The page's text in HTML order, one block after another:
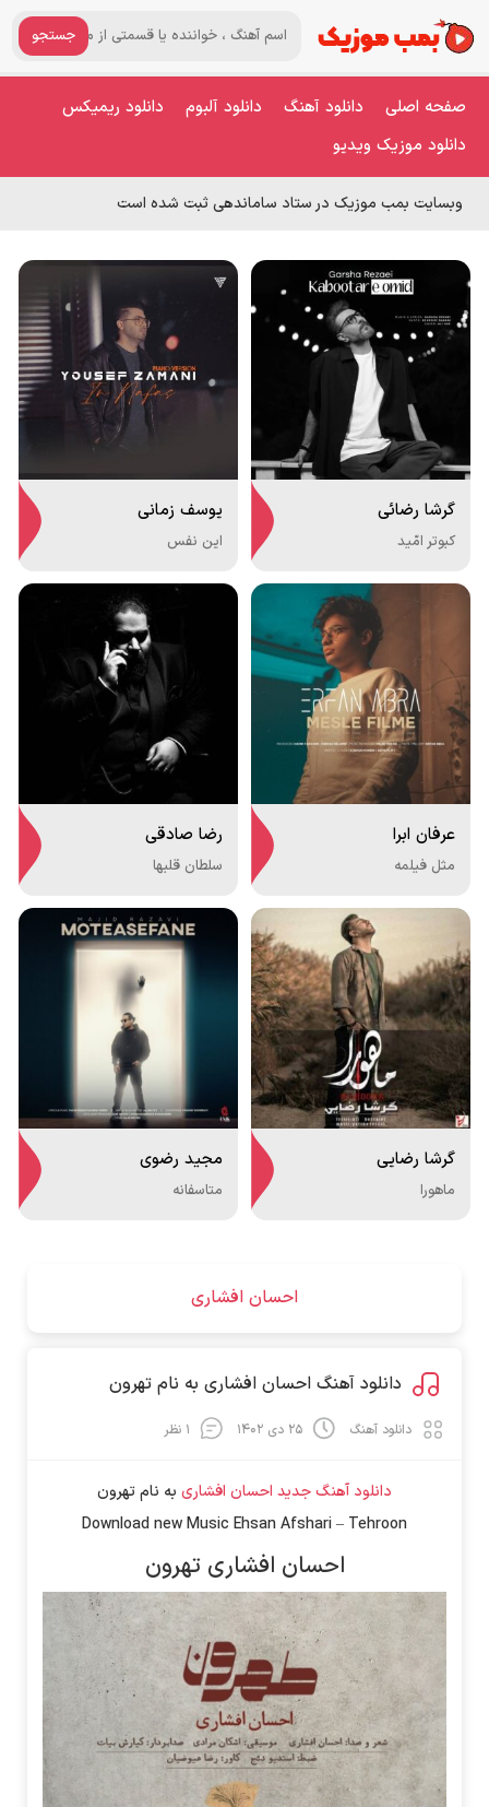
جستجو
صفحه اصلی دانلود آهنگ دانلود آلبوم
دانلود ریمیکس
دانلود موزیک ویدیو
وبسایت بمب موزیک در ستاد ساماندهی ثبت شده است
گرشا رضائی
کبوتر امّید
یوسف زمانی
این نفس
عرفان ابرا
مثل فیلمه
رضا صادقی
سلطان قلبها
گرشا رضایی
ماهورا
مجید رضوی
متاسفانه
احسان افشاری
دانلود آهنگ احسان افشاری به نام تهرون
دانلود آهنگ ۲۵ دی ۱۴۰۲ ۱ نظر
دانلود آهنگ جدید احسان افشاری به نامتهرون
Download new Music Ehsan Afshari– Tehroon
احسان افشاری تهرون